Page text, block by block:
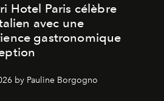
Hotel Paris célèbre
avec une
gastronomique
by Pauline Borgogno